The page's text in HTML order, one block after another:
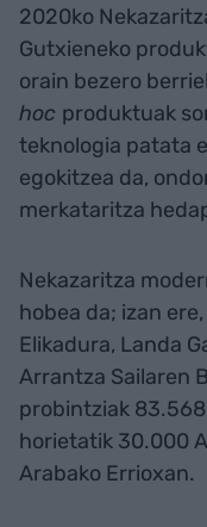
2020ko
Gutxieneko
orain bezero
hoc produktuak
teknologia patata
egokitzea da,
merkataritza
Nekazaritza
hobea da; izan
Elikadura, Landa
Arrantza Sailaren
probintziak
horietatik 30.000
Arabako Errioxan.